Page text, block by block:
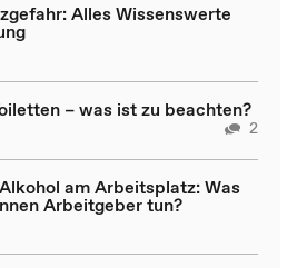
Alles Wissenswerte
– was ist zu beachten?
2
am Arbeitsplatz: Was
Arbeitgeber tun?